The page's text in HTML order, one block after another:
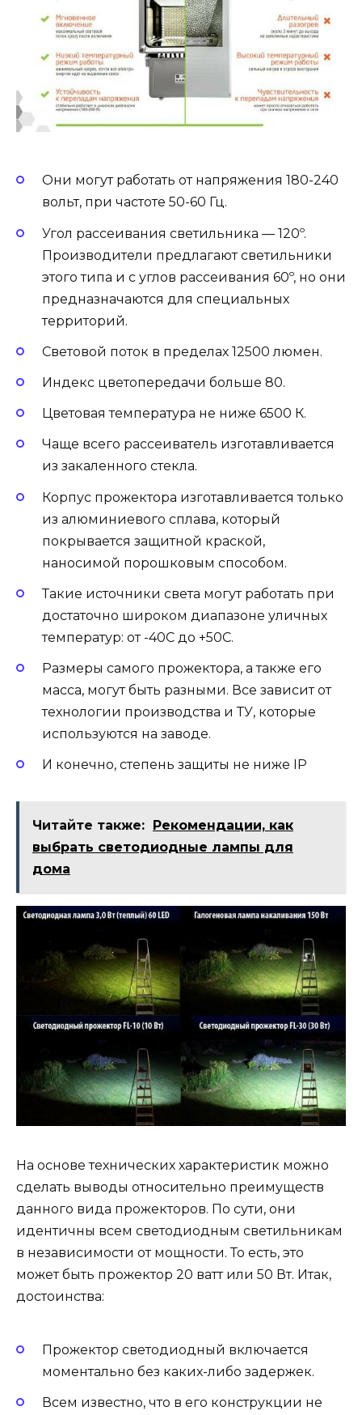
Они могут работать от напряжения 180-240
вольт, при частоте 50-60 Гц.
Угол рассеивания светильника — 120º.
Производители предлагают светильники
этого типа и с углов рассеивания 60º, но они
предназначаются для специальных
территорий.
Световой поток в пределах 12500 люмен.
Индекс цветопередачи больше 80.
Цветовая температура не ниже 6500 К.
Чаще всего рассеиватель изготавливается
из закаленного стекла.
Корпус прожектора изготавливается только
из алюминиевого сплава, который
покрывается защитной краской,
наносимой порошковым способом.
Такие источники света могут работать при
достаточно широком диапазоне уличных
температур: от -40С до +50С.
Размеры самого прожектора, а также его
масса, могут быть разными. Все зависит от
технологии производства и ТУ, которые
используются на заводе.
И конечно, степень защиты не ниже IP
Читайте также: Рекомендации, как
выбрать светодиодные лампы для
дома
На основе технических характеристик можно
сделать выводы относительно преимуществ
данного вида прожекторов. По сути, они
идентичны всем светодиодным светильникам
в независимости от мощности. То есть, это
может быть прожектор 20 ватт или 50 Вт. Итак,
достоинства:
Прожектор светодиодный включается
моментально без каких-либо задержек.
Всем известно, что в его конструкции не